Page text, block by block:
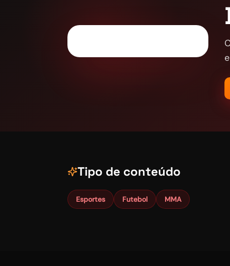
Tipo de conteúdo
Esportes Futebol MMA